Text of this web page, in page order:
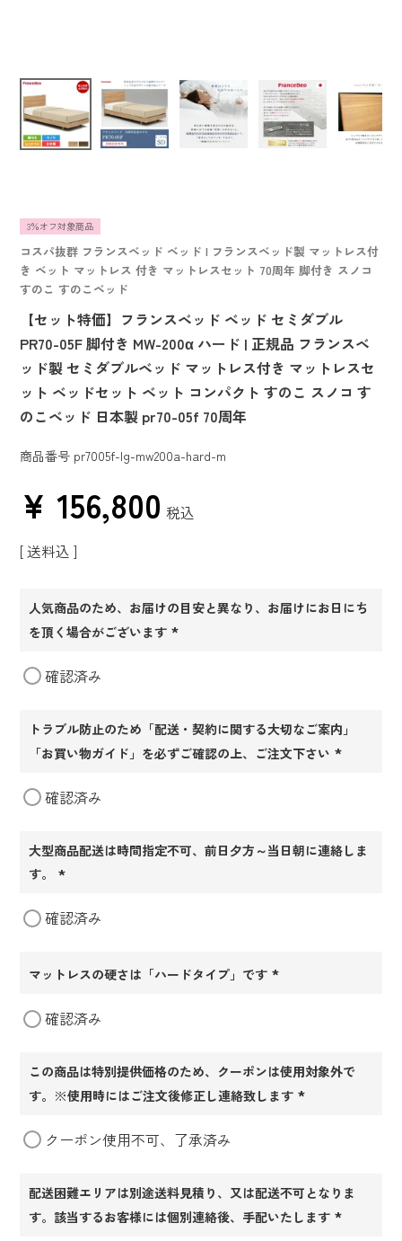
3％オフ対象商品
コスパ抜群 フランスベッド ベッド | フランスベッド製 マットレス付
き ベット マットレス 付き マットレスセット 70周年 脚付き スノコ
すのこ すのこベッド
【セット特価】フランスベッド ベッド セミダブル
PR70-05F 脚付き MW-200α ハード | 正規品 フランスベ
ッド製 セミダブルベッド マットレス付き マットレスセ
ット ベッドセット ベット コンパクト すのこ スノコ す
のこベッド 日本製 pr70-05f 70周年
商品番号 pr7005f-lg-mw200a-hard-m
¥ 156,800 税込
送料込
人気商品のため、お届けの目安と異なり、お届けにお日にち
を頂く場合がございます
確認済み
トラブル防止のため「配送・契約に関する大切なご案内」
「お買い物ガイド」を必ずご確認の上、ご注文下さい
確認済み
大型商品配送は時間指定不可、前日夕方～当日朝に連絡しま
す。
須)
確認済み
マットレスの硬さは「ハードタイプ」です
確認済み
この商品は特別提供価格のため、クーポンは使用対象外で
す。※使用時にはご注文後修正し連絡致します
クーポン使用不可、了承済み
配送困難エリアは別途送料見積り、又は配送不可となりま
す。該当するお客様には個別連絡後、手配いたします